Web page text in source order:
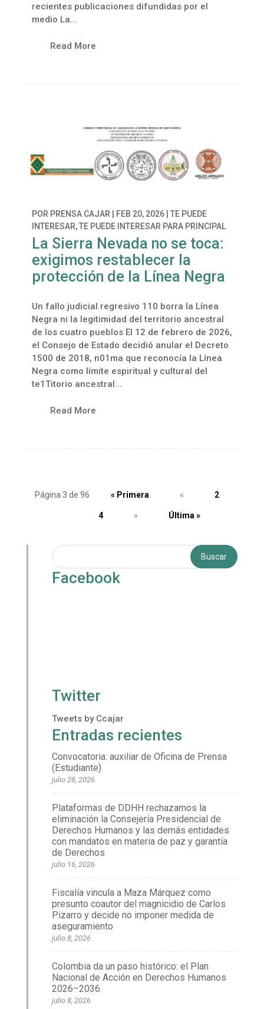
recientes publicaciones difundidas por el
medio La...
Read More
POR PRENSA CAJAR| FEB 20, 2026| TE PUEDE
INTERESAR,TE PUEDE INTERESAR PARA PRINCIPAL
La Sierra Nevada no se toca:
exigimos restablecer la
protección de la Línea Negra
Un fallo judicial regresivo 110 borra la Línea
Negra ni la legitimidad del territorio ancestral
de los cuatro pueblos El 12 de febrero de 2026,
el Consejo de Estado decidió anular el Decreto
1500 de 2018, n01ma que reconocía la Línea
Negra como límite espiritual y cultural del
te1Titorio ancestral...
Read More
Página 3 de 96 « Primera « 2
4 » Última »
Facebook
Twitter
Tweets by Ccajar
Entradas recientes
Convocatoria: auxiliar de Oficina de Prensa
(Estudiante)
julio 28, 2026
Plataformas de DDHH rechazamos la
eliminación la Consejería Presidencial de
Derechos Humanos y las demás entidades
con mandatos en materia de paz y garantía
de Derechos
julio 16, 2026
Fiscalía vincula a Maza Márquez como
presunto coautor del magnicidio de Carlos
Pizarro y decide no imponer medida de
aseguramiento
julio 8, 2026
Colombia da un paso histórico: el Plan
Nacional de Acción en Derechos Humanos
2026–2036
julio 8, 2026